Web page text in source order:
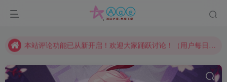
本网站的文章部分内容可能来源于网络，仅供大家学习与参考，如有侵权，请联系站长QQ466107887进行删除处理。
本站资源大多存储在云盘，如发现链接失效，请联系我们我们会第一时间更新。
本站一律禁止以任何方式发布或转载任何违法的相关信息，访客发现请向站长举报
现在赞助会员享受专属折扣，详情点击此条公告。